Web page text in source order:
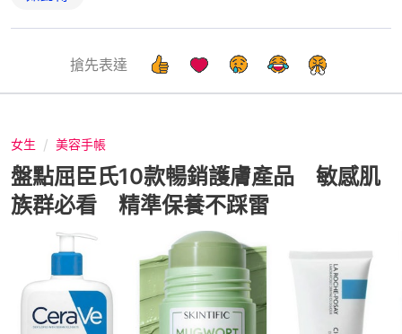
搶先表達
女生 美容手帳
盤點屈臣氏10款暢銷護膚產品 敏感肌
族群必看 精準保養不踩雷